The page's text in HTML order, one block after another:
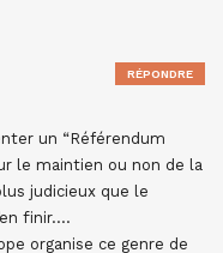
un “Référendum
le maintien ou non de la
judicieux que le
finir….
organise ce genre de
RÉPONDRE